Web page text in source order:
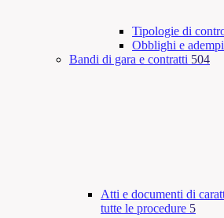
Tipologie di
Obblighi e
Bandi di gara e contratti 504
Atti e documenti di
tutte le procedure 5